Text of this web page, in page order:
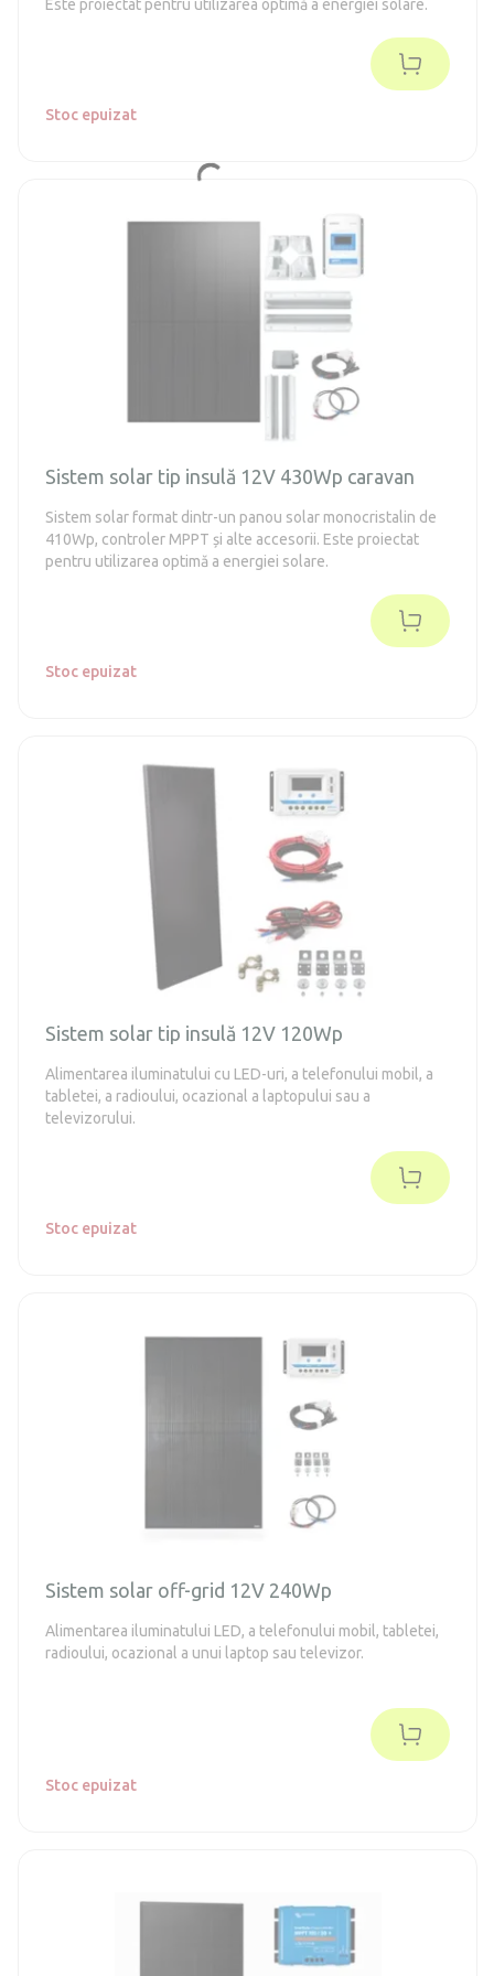
Este proiectat pentru utilizarea optimă a energiei solare.
Stoc epuizat
Sistem solar tip insulă 12V 430Wp caravan
Sistem solar format dintr-un panou solar monocristalin de
410Wp, controler MPPT și alte accesorii. Este proiectat
pentru utilizarea optimă a energiei solare.
Stoc epuizat
Sistem solar tip insulă 12V 120Wp
Alimentarea iluminatului cu LED-uri, a telefonului mobil, a
tabletei, a radioului, ocazional a laptopului sau a
televizorului.
Stoc epuizat
Sistem solar off-grid 12V 240Wp
Alimentarea iluminatului LED, a telefonului mobil, tabletei,
radioului, ocazional a unui laptop sau televizor.
Stoc epuizat